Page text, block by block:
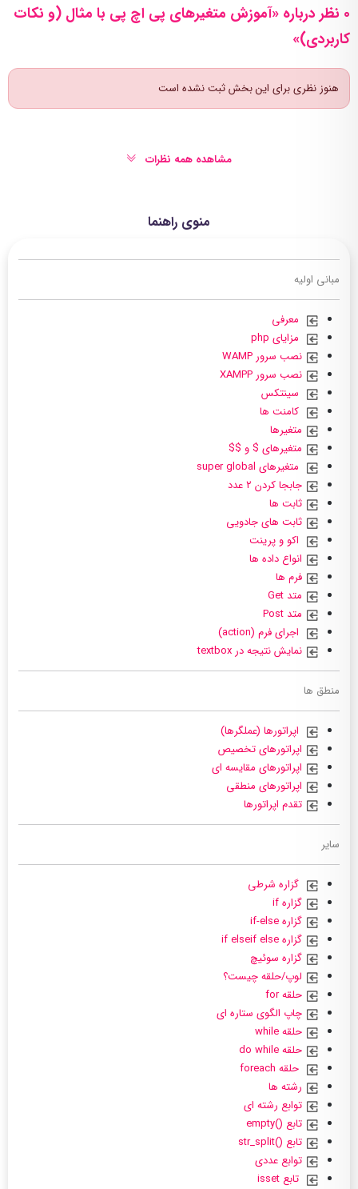
منوی راهنما
مبانی اولیه
معرفی
مزایای php
نصب سرور WAMP
نصب سرور XAMPP
سینتکس
کامنت ها
متغیرها
متغیرهای $ و $$
متغیرهای super global
جابجا کردن ۲ عدد
ثابت ها
ثابت های جادویی
اکو و پرینت
انواع داده ها
فرم ها
متد Get
متد Post
اجرای فرم (action)
نمایش نتیجه در textbox
منطق ها
اپراتورها (عملگرها)
اپراتورهای تخصیص
اپراتورهای مقایسه ای
اپراتورهای منطقی
تقدم اپراتورها
سایر
گزاره شرطی
گزاره if
گزاره if-else
گزاره if elseif else
گزاره سوئیچ
لوپ/حلقه چیست؟
حلقه for
چاپ الگوی ستاره ای
حلقه while
حلقه do while
حلقه foreach
رشته ها
توابع رشته ای
تابع ()empty
تابع ()str_split
توابع عددی
تابع isset
0 نظر درباره «آموزش متغیرهای پی اچ پی با مثال (و نکات
کاربردی)»
هنوز نظری برای این بخش ثبت نشده است
مشاهده همه نظرات